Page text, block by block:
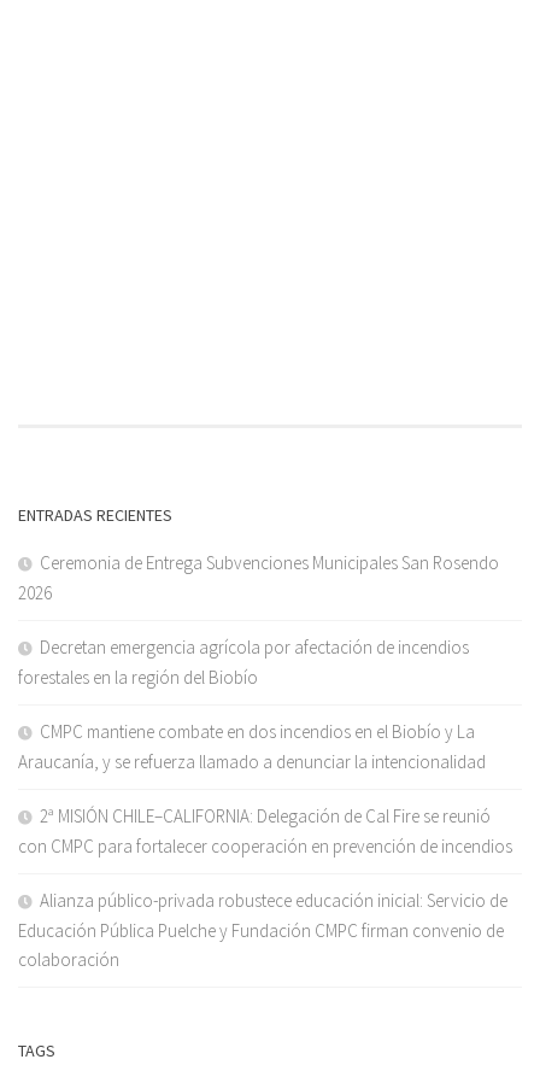
ENTRADAS RECIENTES
Ceremonia de Entrega Subvenciones Municipales San Rosendo
2026
Decretan emergencia agrícola por afectación de incendios
forestales en la región del Biobío
CMPC mantiene combate en dos incendios en el Biobío y La
Araucanía, y se refuerza llamado a denunciar la intencionalidad
2ª MISIÓN CHILE–CALIFORNIA: Delegación de Cal Fire se reunió
con CMPC para fortalecer cooperación en prevención de incendios
Alianza público-privada robustece educación inicial: Servicio de
Educación Pública Puelche y Fundación CMPC firman convenio de
colaboración
TAGS